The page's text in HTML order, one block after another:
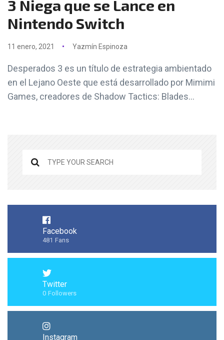
3 Niega que se Lance en
Nintendo Switch
11 enero, 2021 Yazmín Espinoza
Desperados 3 es un título de estrategia ambientado
en el Lejano Oeste que está desarrollado por Mimimi
Games, creadores de Shadow Tactics: Blades...
Facebook
481 Fans
Twitter
0 Followers
Instagram